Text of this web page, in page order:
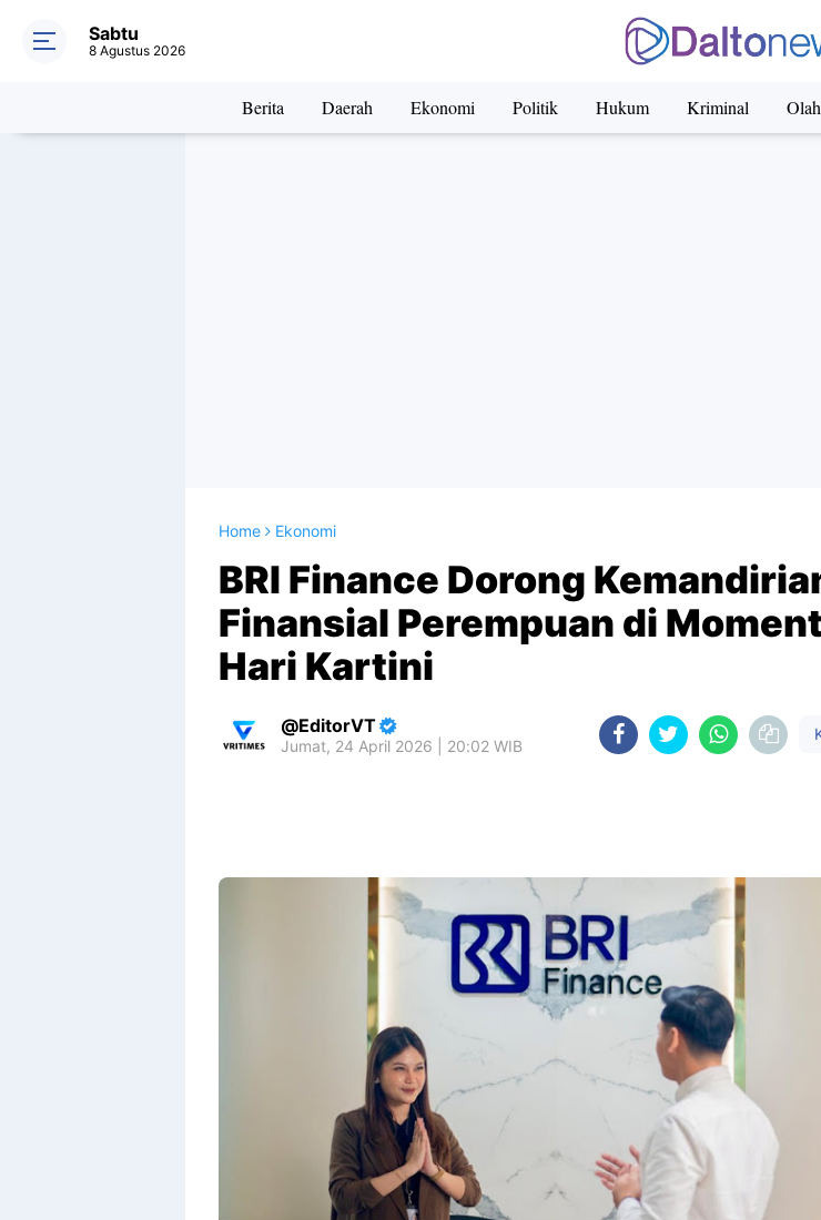
Sabtu
8 Agustus 2026
Berita Daerah Ekonomi Politik Hukum Kriminal
Home Ekonomi
BRI Finance Dorong
Finansial Perempuan di
Hari Kartini
EditorVT
Jumat, 24 April 2026 | 20:02 WIB